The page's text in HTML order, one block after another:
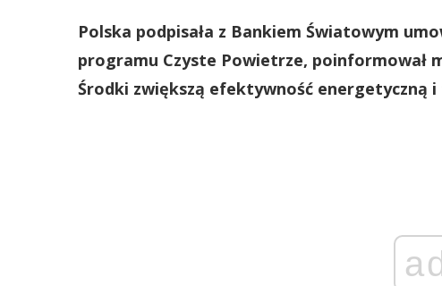
Polska podpisała z Bankiem Światowym
programu Czyste Powietrze, poinformował
Środki zwiększą efektywność energetyczną